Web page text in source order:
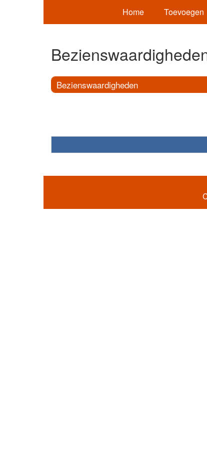
Home Toevoegen
Bezienswaardigheden